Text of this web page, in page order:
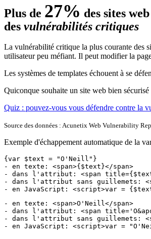
Plus de 27% des sites
des vulnérabilités critiques
La vulnérabilité critique la plus courante des
utilisateur peu méfiant. Il peut modifier la
Les systèmes de templates échouent à se
Quiconque souhaite un site web bien
Quiz : pouvez-vous vous défendre contre la
Source des données : Acunetix Web Vulnerability
Exemple d'échappement automatique de la
{var $text = "O'Neill"}
- en texte: <span>{$text}</span>
- dans l'attribut: <span
- dans l'attribut sans guillemets:
- en JavaScript: <script>var =
- en texte: <span>O'Neill</span>
- dans l'attribut: <span
- dans l'attribut sans guillemets:
- en JavaScript: <script>var =